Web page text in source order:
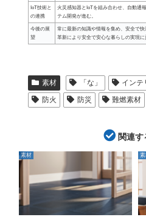
IoT技術と
の連携
火災感知器とIoTを組み合わせ、自動通
テム開発が進む。
今後の展
望
常に最新の知識や情報を集め、安全で
革新により安全で安心な暮らしの実現に
素材 「な」 インテ
防火
防災 難燃素材
関連
素材